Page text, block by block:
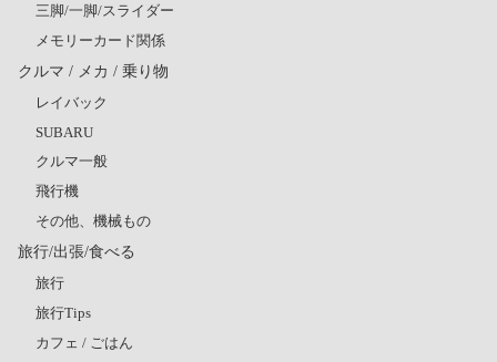
三脚/一脚/スライダー
メモリーカード関係
クルマ / メカ / 乗り物
レイバック
SUBARU
クルマ一般
飛行機
その他、機械もの
旅行/出張/食べる
旅行
旅行Tips
カフェ / ごはん